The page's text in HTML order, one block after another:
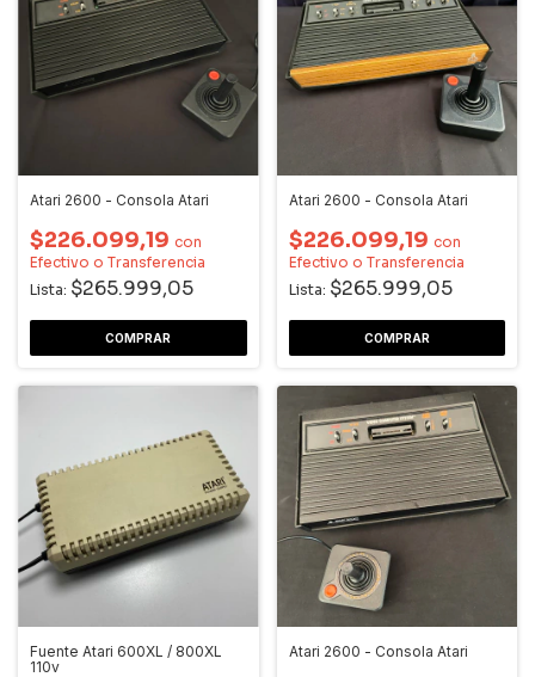
Atari 2600 - Consola Atari
$226.099,19 con
Efectivo o Transferencia
Lista: $265.999,05
Atari 2600 - Consola Atari
$226.099,19 con
Efectivo o Transferencia
Lista: $265.999,05
Fuente Atari 600XL / 800XL
110v
Atari 2600 - Consola Atari